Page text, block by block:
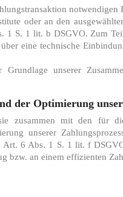
notwendigen
oder an den
1 S. 1 lit. b DSGVO. Zum
eine technische
unserer
der Optimierung
zusammen mit den für
unserer
6 Abs. 1 S. 1 lit. f
bzw. an einem effizienten